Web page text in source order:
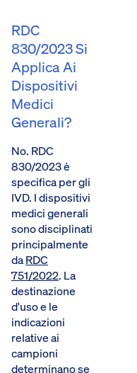
RDC
830/2023 Si
Applica Ai
Dispositivi
Medici
Generali?
No. RDC
830/2023 è
specifica per gli
IVD. I dispositivi
medici generali
sono disciplinati
principalmente
daRDC
751/2022. La
destinazione
d'uso e le
indicazioni
relative ai
campioni
determinano se